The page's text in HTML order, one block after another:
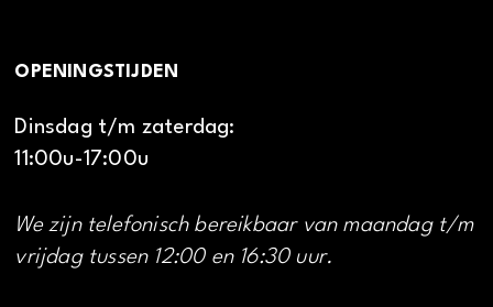
OPENINGSTIJDEN
Dinsdag t/m zaterdag:
11:00u-17:00u
We zijn telefonisch bereikbaar van maandag t/m
vrijdag tussen 12:00 en 16:30 uur.